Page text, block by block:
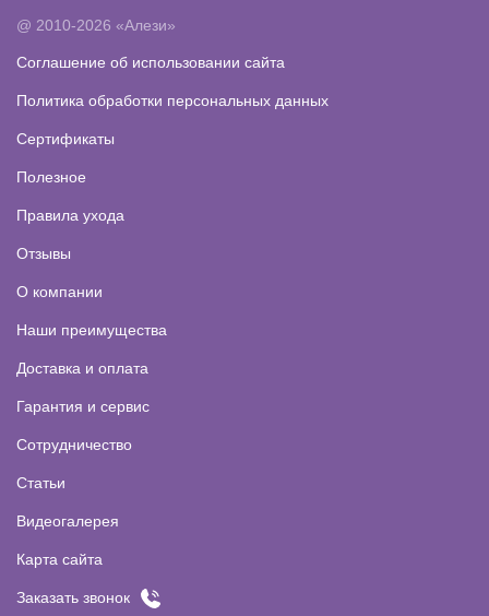
@ 2010-2026 «Алези»
Соглашение об использовании сайта
Политика обработки персональных данных
Сертификаты
Полезное
Правила ухода
Отзывы
О компании
Наши преимущества
Доставка и оплата
Гарантия и сервис
Сотрудничество
Статьи
Видеогалерея
Карта сайта
Заказать звонок